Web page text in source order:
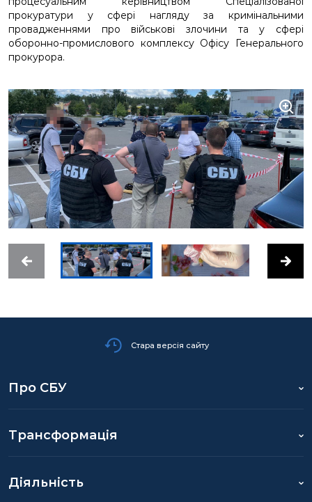
прокуратури у сфері нагляду за кримінальними
провадженнями про військові злочини та у сфері
оборонно-промислового комплексу Офісу Генерального
прокурора.
Стара версія сайту
Про СБУ
Трансформація
Діяльність